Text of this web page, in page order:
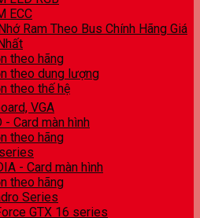
ECC
Ram Theo Bus Chính Hãng Giá
theo hãng
theo dung lượng
theo thế hệ
VGA
- Card màn hình
theo hãng
- Card màn hình
theo hãng
Series
GTX 16 series